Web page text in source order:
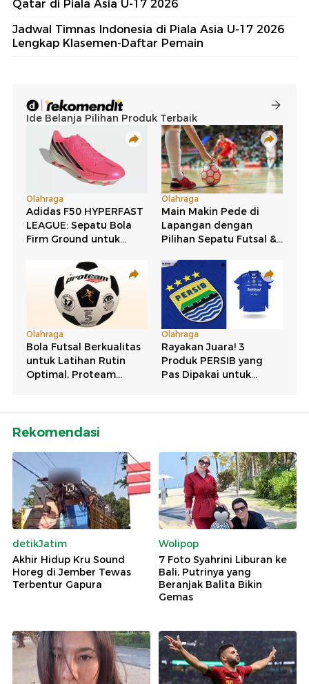
Qatar di Piala Asia U-17 2026
Jadwal Timnas Indonesia di Piala Asia U-17 2026
Lengkap Klasemen-Daftar Pemain
Rekomendasi
detikJatim
Akhir Hidup Kru Sound
Horeg di Jember Tewas
Terbentur Gapura
Wolipop
7 Foto Syahrini Liburan ke
Bali, Putrinya yang
Beranjak Balita Bikin
Gemas